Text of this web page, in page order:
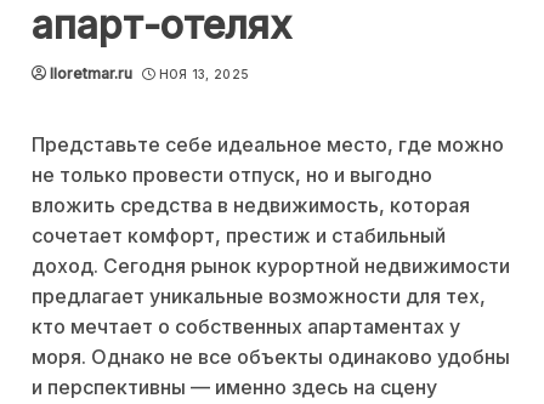
апарт-отелях
lloretmar.ru НОЯ 13, 2025
Представьте себе идеальное место, где можно
не только провести отпуск, но и выгодно
вложить средства в недвижимость, которая
сочетает комфорт, престиж и стабильный
доход. Сегодня рынок курортной недвижимости
предлагает уникальные возможности для тех,
кто мечтает о собственных апартаментах у
моря. Однако не все объекты одинаково удобны
и перспективны — именно здесь на сцену